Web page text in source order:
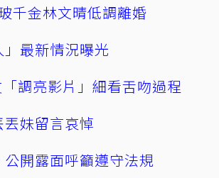
千金林文晴低調離婚
最新情況曝光
調亮影片」細看舌吻過程
妹留言哀悼
開露面呼籲遵守法規